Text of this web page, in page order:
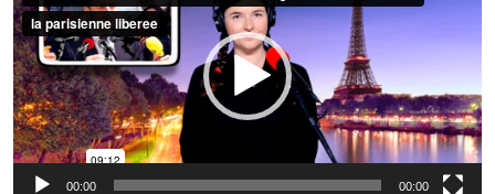
00:00 00:00